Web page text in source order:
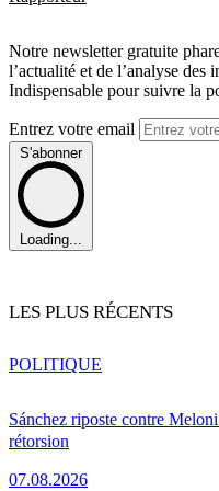
Notre newsletter gratuite
l’actualité et de l’analyse des
Indispensable pour suivre la
Entrez votre email
S'abonner
Loading...
LES PLUS RÉCENTS
Sánchez riposte contre
rétorsion
07.08.2026
POLITIQUE